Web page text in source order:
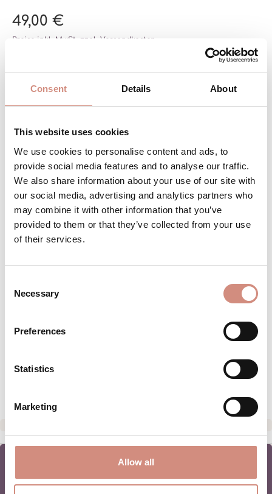
Consent Details About
This website uses cookies
We use cookies to personalise content and ads, to
provide social media features and to analyse our traffic.
We also share information about your use of our site with
our social media, advertising and analytics partners who
may combine it with other information that you’ve
provided to them or that they’ve collected from your use
of their services.
Selection
Necessary
Preferences
Statistics
Marketing
Allow all
49,00 €
Preise inkl. MwSt. zzgl. Versandkosten
Farbeauswählen
SCHWARZ-SW
Größeauswählen
S/M L/XL/XXL
Achtung: geringer Bestand
Produktnummer: BE-MJsoft-pro-SBS-s/m-sw/sw